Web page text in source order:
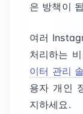
은 방책이
여러
처리하는
이터 관리
용자 개인
지하세요.